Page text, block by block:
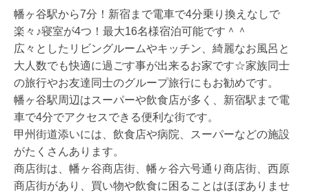
幡ヶ谷駅から7分！新宿まで電車で4分乗り換えなしで
楽々♪寝室が4つ！最大16名様宿泊可能です＾＾
広々としたリビングルームやキッチン、綺麗なお風呂と
大人数でも快適に過ごす事が出来るお家です☆家族同士
の旅行やお友達同士のグループ旅行にもお勧めです。
幡ヶ谷駅周辺はスーパーや飲食店が多く、新宿駅まで電
車で4分でアクセスできる便利な街です。
甲州街道添いには、飲食店や病院、スーパーなどの施設
がたくさんあります。
商店街は、幡ヶ谷商店街、幡ヶ谷六号通り商店街、西原
商店街があり、買い物や飲食に困ることはほぼありませ